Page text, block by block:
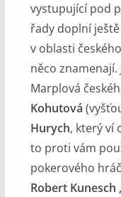
vystupující pod
řady doplní
v oblasti
něco znamenají.
Marplová
Kohutová
Hurych, který ví
to proti vám
pokerového
Robert Kunesch